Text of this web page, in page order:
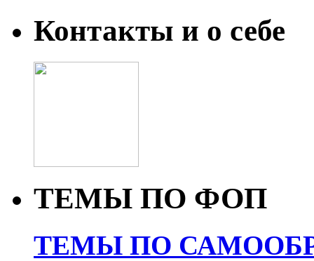
Контакты и о себе
ТЕМЫ ПО ФОП
ТЕМЫ ПО